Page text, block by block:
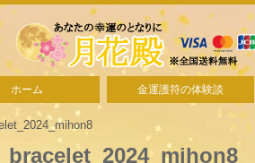
ホーム 金運護符の体験談